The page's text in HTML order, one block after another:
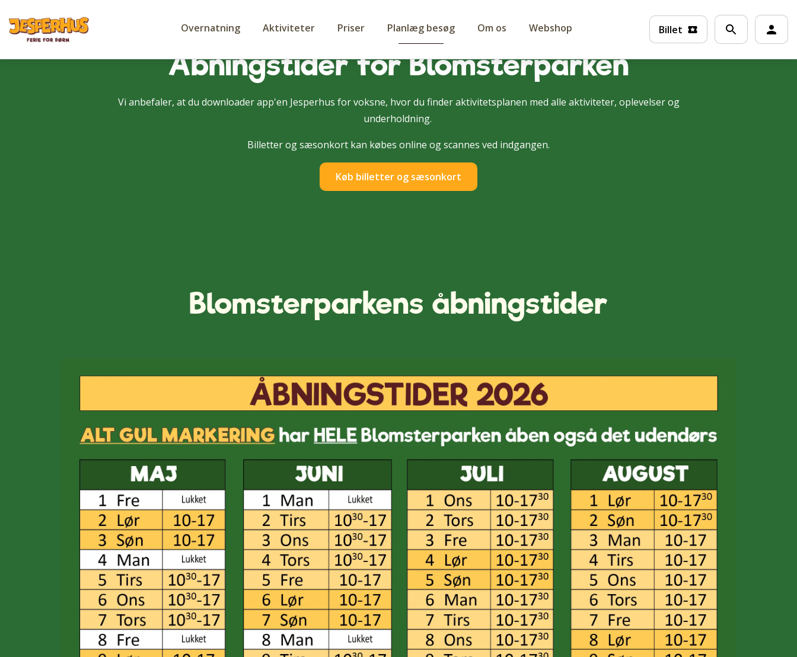
Overnatning Aktiviteter Priser Planlæg besøg Om os Webshop Billet
Åbningstider for Blomsterparken
Vi anbefaler, at du downloader app'en Jesperhus for voksne, hvor du finder aktivitetsplanen med alle aktiviteter, oplevelser og
underholdning.
Billetter og sæsonkort kan købes online og scannes ved indgangen.
Køb billetter og sæsonkort
Blomsterparkens åbningstider